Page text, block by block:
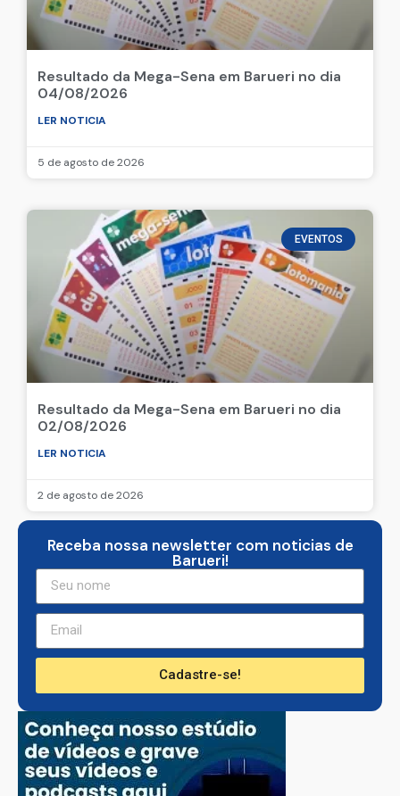
Resultado da Mega-Sena em Barueri no dia
04/08/2026
LER NOTICIA
5 de agosto de 2026
EVENTOS
Resultado da Mega-Sena em Barueri no dia
02/08/2026
LER NOTICIA
2 de agosto de 2026
Receba nossa newsletter com noticias de
Barueri!
Cadastre-se!